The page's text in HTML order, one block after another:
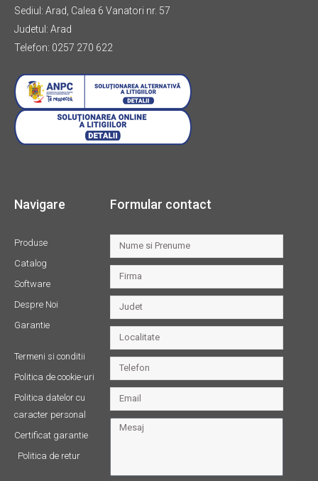
Sediul: Arad, Calea 6 Vanatori nr. 57
Judetul: Arad
Telefon: 0257 270 622
Navigare
Produse
Catalog
Software
Despre Noi
Garantie
Termeni si conditii
Politica de cookie-uri
Politica datelor cu
caracter personal
Certificat garantie
Politica de retur
Formular contact